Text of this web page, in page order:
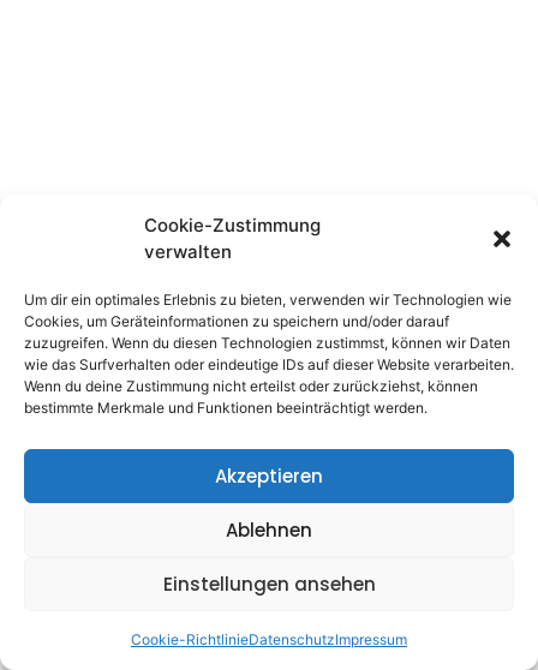
Cookie-Zustimmung
verwalten
Um dir ein optimales Erlebnis zu bieten, verwenden wir Technologien wie
Cookies, um Geräteinformationen zu speichern und/oder darauf
zuzugreifen. Wenn du diesen Technologien zustimmst, können wir Daten
wie das Surfverhalten oder eindeutige IDs auf dieser Website verarbeiten.
Wenn du deine Zustimmung nicht erteilst oder zurückziehst, können
bestimmte Merkmale und Funktionen beeinträchtigt werden.
Akzeptieren
Ablehnen
Einstellungen ansehen
Cookie-RichtlinieDatenschutzImpressum